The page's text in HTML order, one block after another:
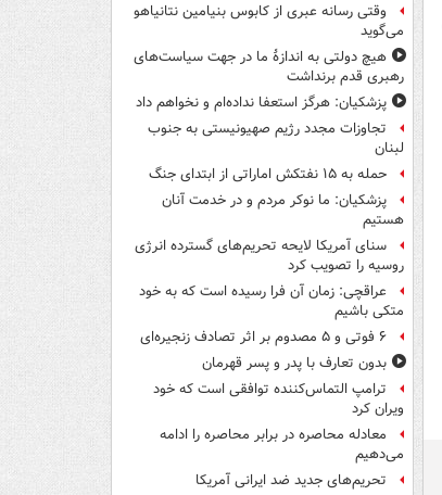
وقتی رسانه عبری از کابوس بنیامین نتانیاهو
می‌گوید
هیچ دولتی به اندازۀ ما در جهت سیاست‌های
رهبری قدم برنداشت
پزشکیان: هرگز استعفا نداده‌ام و نخواهم داد
تجاوزات مجدد رژیم صهیونیستی به جنوب
لبنان
حمله به ۱۵ نفتکش‌ اماراتی از ابتدای جنگ
پزشکیان: ما نوکر مردم و در خدمت آنان
هستیم
سنای آمریکا لایحه تحریم‌های گسترده انرژی
روسیه را تصویب کرد
عراقچی: زمان آن فرا رسیده است که به خود
متکی باشیم
۶ فوتی و ۵ مصدوم بر اثر تصادف زنجیره‌ای
بدون تعارف با پدر و پسر قهرمان
ترامپ التماس‌کننده توافقی است که خود
ویران کرد
معادله محاصره در برابر محاصره را ادامه
می‌دهیم
تحریم‌های جدید ضد ایرانی آمریکا